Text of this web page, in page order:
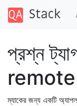
প্রশ্ন
ম্যাকের জন্য একটি